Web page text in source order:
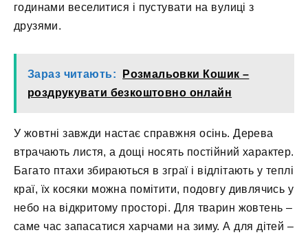
годинами веселитися і пустувати на вулиці з
друзями.
Зараз читають:
Розмальовки Кошик –
роздрукувати безкоштовно онлайн
У жовтні завжди настає справжня осінь. Дерева
втрачають листя, а дощі носять постійний характер.
Багато птахи збираються в зграї і відлітають у теплі
краї, їх косяки можна помітити, подовгу дивлячись у
небо на відкритому просторі. Для тварин жовтень –
саме час запасатися харчами на зиму. А для дітей –